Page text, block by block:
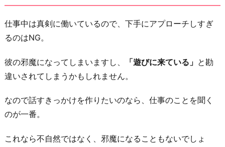
5.
シ
フ
合
わ
る
仕事中は真剣に働いているので、下手にアプローチしすぎ
るのはNG。
彼の邪魔になってしまいますし、 「遊びに来ている」 と勘
違いされてしまうかもしれません。
なので話すきっかけを作りたいのなら、仕事のことを聞く
のが一番。
これなら不自然ではなく、邪魔になることもないでしょ